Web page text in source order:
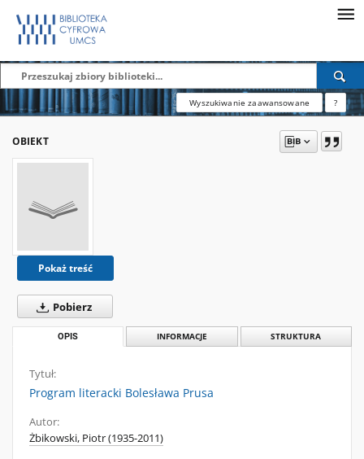
Wyszukiwanie zaawansowane ?
OBIEKT
Pokaż treść
Pobierz
OPIS INFORMACJE STRUKTURA
Tytuł:
Program literacki Bolesława Prusa
Autor:
Żbikowski, Piotr (1935-2011)